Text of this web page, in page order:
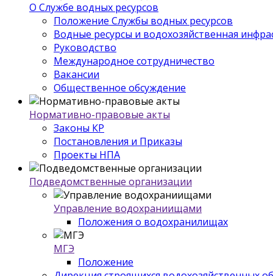
О Службе водных ресурсов
Положение Службы водных ресурсов
Водные ресурсы и водохозяйственная
Руководство
Международное сотрудничество
Вакансии
Общественное обсуждение
Нормативно-правовые акты
Законы КР
Постановления и Приказы
Проекты НПА
Подведомственные организации
Управление водохраниищами
Положения о водохранилищах
МГЭ
Положение